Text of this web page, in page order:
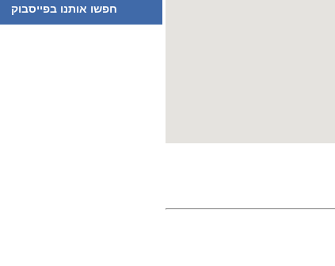
חפשו אותנו בפייסבוק